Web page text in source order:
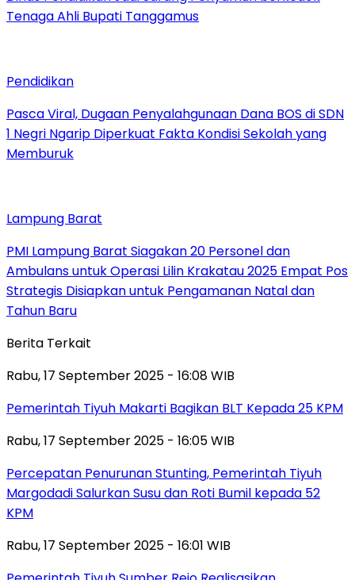
Tenaga Ahli Bupati Tanggamus
Pendidikan
Pasca Viral, Dugaan Penyalahgunaan Dana BOS di SDN
1 Negri Ngarip Diperkuat Fakta Kondisi Sekolah yang
Memburuk
Lampung Barat
PMI Lampung Barat Siagakan 20 Personel dan
Ambulans untuk Operasi Lilin Krakatau 2025 Empat Pos
Strategis Disiapkan untuk Pengamanan Natal dan
Tahun Baru
Berita Terkait
Rabu, 17 September 2025 - 16:08 WIB
Pemerintah Tiyuh Makarti Bagikan BLT Kepada 25 KPM
Rabu, 17 September 2025 - 16:05 WIB
Percepatan Penurunan Stunting, Pemerintah Tiyuh
Margodadi Salurkan Susu dan Roti Bumil kepada 52
KPM
Rabu, 17 September 2025 - 16:01 WIB